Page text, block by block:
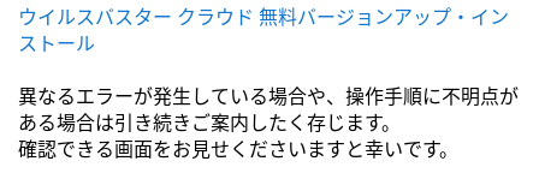
ウイルスバスター クラウド 無料バージョンアップ・イン
ストール
異なるエラーが発生している場合や、操作手順に不明点が
ある場合は引き続きご案内したく存じます。
確認できる画面をお見せくださいますと幸いです。